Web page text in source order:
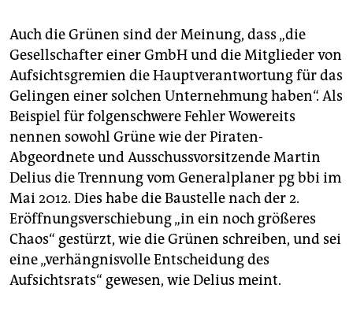
Auch die Grünen sind der Meinung, dass „die
Gesellschafter einer GmbH und die Mitglieder von
Aufsichtsgremien die Hauptverantwortung für das
Gelingen einer solchen Unternehmung haben“. Als
Beispiel für folgenschwere Fehler Wowereits
nennen sowohl Grüne wie der Piraten-
Abgeordnete und Ausschussvorsitzende Martin
Delius die Trennung vom Generalplaner pg bbi im
Mai 2012. Dies habe die Baustelle nach der 2.
Eröffnungsverschiebung „in ein noch größeres
Chaos“ gestürzt, wie die Grünen schreiben, und sei
eine „verhängnis­vol­le Entscheidung des
Aufsichtsrats“ gewesen, wie Delius meint.